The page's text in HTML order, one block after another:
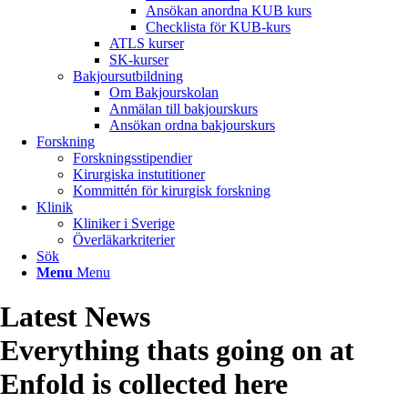
Ansökan anordna KUB kurs
Checklista för KUB-kurs
ATLS kurser
SK-kurser
Bakjoursutbildning
Om Bakjourskolan
Anmälan till bakjourskurs
Ansökan ordna bakjourskurs
Forskning
Forskningsstipendier
Kirurgiska instutitioner
Kommittén för kirurgisk forskning
Klinik
Kliniker i Sverige
Överläkarkriterier
Sök
Menu Menu
Latest News
Everything thats going on at
Enfold is collected here